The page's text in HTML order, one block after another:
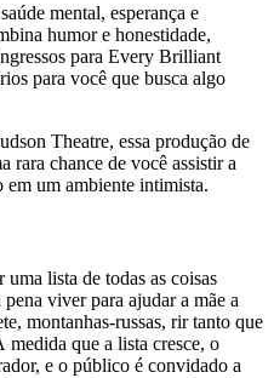
mental, esperança e
humor e honestidade,
para Every Brilliant
para você que busca algo
Theatre, essa produção de
rara chance de você assistir a
em um ambiente intimista.
lista de todas as coisas
viver para ajudar a mãe a
montanhas-russas, rir tanto que
que a lista cresce, o
e o público é convidado a